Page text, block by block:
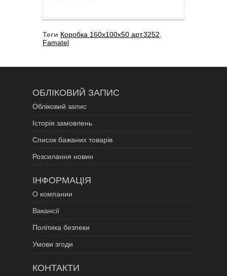
Теги Коробка 160х100х50 арт.3252
Famatel
ОБЛІКОВИЙ ЗАПИС
Обліковий запис
Історія замовлень
Список бажаних товарів
Розсилання новин
ІНФОРМАЦІЯ
О компании
Вакансії
Політика безпеки
Умови згоди
КОНТАКТИ